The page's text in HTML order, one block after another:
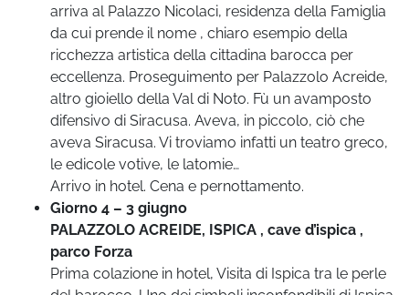
arriva al Palazzo Nicolaci, residenza della Famiglia
da cui prende il nome , chiaro esempio della
ricchezza artistica della cittadina barocca per
eccellenza. Proseguimento per Palazzolo Acreide,
altro gioiello della Val di Noto. Fù un avamposto
difensivo di Siracusa. Aveva, in piccolo, ciò che
aveva Siracusa. Vi troviamo infatti un teatro greco,
le edicole votive, le latomie…
Arrivo in hotel. Cena e pernottamento.
Giorno 4 – 3 giugno
PALAZZOLO ACREIDE, ISPICA , cave d’ispica ,
parco Forza
Prima colazione in hotel, Visita di Ispica tra le perle